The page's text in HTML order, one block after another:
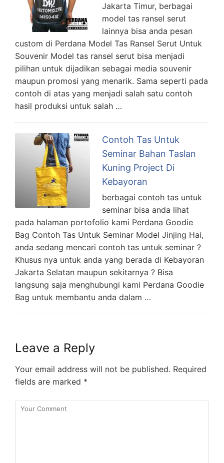
Jakarta Timur, berbagai
model tas ransel serut
lainnya bisa anda pesan
custom di Perdana Model Tas Ransel Serut Untuk
Souvenir Model tas ransel serut bisa menjadi
pilihan untuk dijadikan sebagai media souvenir
maupun promosi yang menarik. Sama seperti pada
contoh di atas yang menjadi salah satu contoh
hasil produksi untuk salah …
Contoh Tas Untuk
Seminar Bahan Taslan
Kuning Project Di
Kebayoran
berbagai contoh tas untuk
seminar bisa anda lihat
pada halaman portofolio kami Perdana Goodie
Bag Contoh Tas Untuk Seminar Model Jinjing Hai,
anda sedang mencari contoh tas untuk seminar ?
Khusus nya untuk anda yang berada di Kebayoran
Jakarta Selatan maupun sekitarnya ? Bisa
langsung saja menghubungi kami Perdana Goodie
Bag untuk membantu anda dalam …
Leave a Reply
Your email address will not be published. Required
fields are marked *